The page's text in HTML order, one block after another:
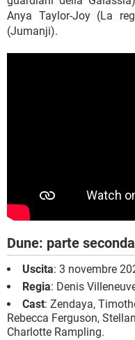
Anya Taylor-Joy (La
(Jumanji).
Dune: parte seconda
Uscita: 3 novembre
Regia: Denis
Cast: Zendaya,
Rebecca Ferguson,
Charlotte Rampling.